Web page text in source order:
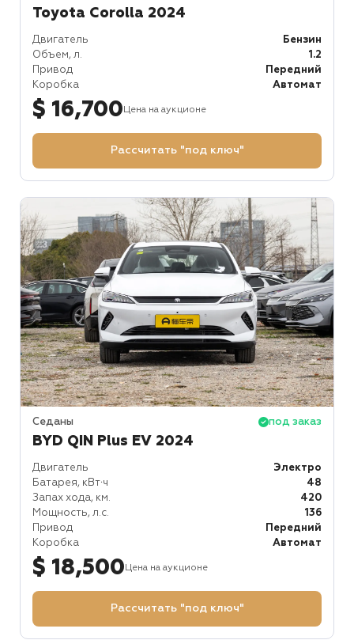
Toyota Corolla 2024
Двигатель
Бензин
Объем, л.
1.2
Привод
Передний
Коробка
Автомат
$ 16,700 Цена на аукционе
Рассчитать "под ключ"
Седаны под заказ
BYD QIN Plus EV 2024
Двигатель
Электро
Батарея, кВт⋅ч
48
Запах хода, км.
420
Мощность, л.с.
136
Привод
Передний
Коробка
Автомат
$ 18,500 Цена на аукционе
Рассчитать "под ключ"